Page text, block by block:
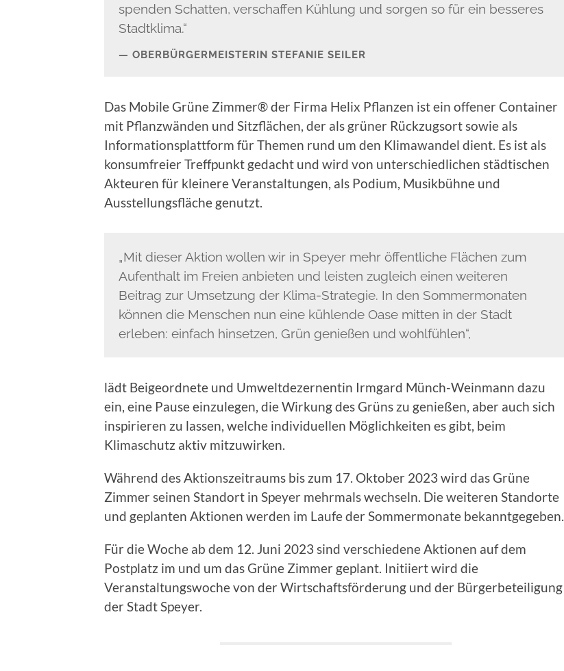
spenden Schatten, verschaffen Kühlung und sorgen so für ein besseres
Stadtklima.“
OBERBÜRGERMEISTERIN STEFANIE SEILER
Das Mobile Grüne Zimmer® der Firma Helix Pflanzen ist ein offener Container
mit Pflanzwänden und Sitzflächen, der als grüner Rückzugsort sowie als
Informationsplattform für Themen rund um den Klimawandel dient. Es ist als
konsumfreier Treffpunkt gedacht und wird von unterschiedlichen städtischen
Akteuren für kleinere Veranstaltungen, als Podium, Musikbühne und
Ausstellungsfläche genutzt.
„Mit dieser Aktion wollen wir in Speyer mehr öffentliche Flächen zum
Aufenthalt im Freien anbieten und leisten zugleich einen weiteren
Beitrag zur Umsetzung der Klima-Strategie. In den Sommermonaten
können die Menschen nun eine kühlende Oase mitten in der Stadt
erleben: einfach hinsetzen, Grün genießen und wohlfühlen“,
lädt Beigeordnete und Umweltdezernentin Irmgard Münch-Weinmann dazu
ein, eine Pause einzulegen, die Wirkung des Grüns zu genießen, aber auch sich
inspirieren zu lassen, welche individuellen Möglichkeiten es gibt, beim
Klimaschutz aktiv mitzuwirken.
Während des Aktionszeitraums bis zum 17. Oktober 2023 wird das Grüne
Zimmer seinen Standort in Speyer mehrmals wechseln. Die weiteren Standorte
und geplanten Aktionen werden im Laufe der Sommermonate bekanntgegeben.
Für die Woche ab dem 12. Juni 2023 sind verschiedene Aktionen auf dem
Postplatz im und um das Grüne Zimmer geplant. Initiiert wird die
Veranstaltungswoche von der Wirtschaftsförderung und der Bürgerbeteiligung
der Stadt Speyer.